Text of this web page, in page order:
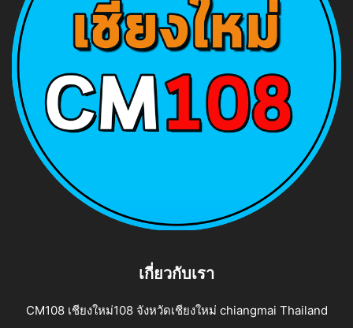
เกี่ยวกับเรา
CM108 เชียงใหม่108 จังหวัดเชียงใหม่ chiangmai Thailand